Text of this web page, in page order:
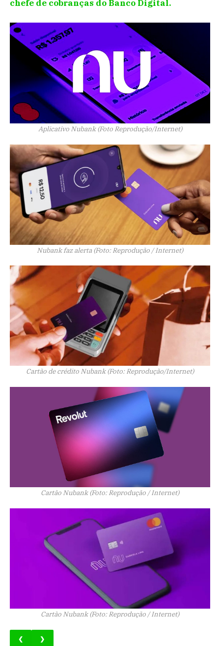
chefe de cobranças do Banco Digital.
Aplicativo Nubank (Foto Reprodução/Internet)
Nubank faz alerta (Foto: Reprodução / Internet)
Cartão de crédito Nubank (Foto: Reprodução/Internet)
Cartão Nubank (Foto: Reprodução / Internet)
Cartão Nubank (Foto: Reprodução / Internet)
❮ ❯